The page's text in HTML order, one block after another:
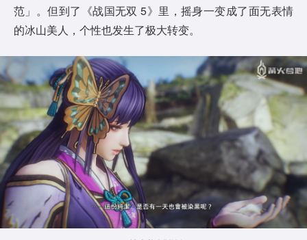
范」。但到了《战国无双 5》里，摇身一变成了面无表情
的冰山美人，个性也发生了极大转变。